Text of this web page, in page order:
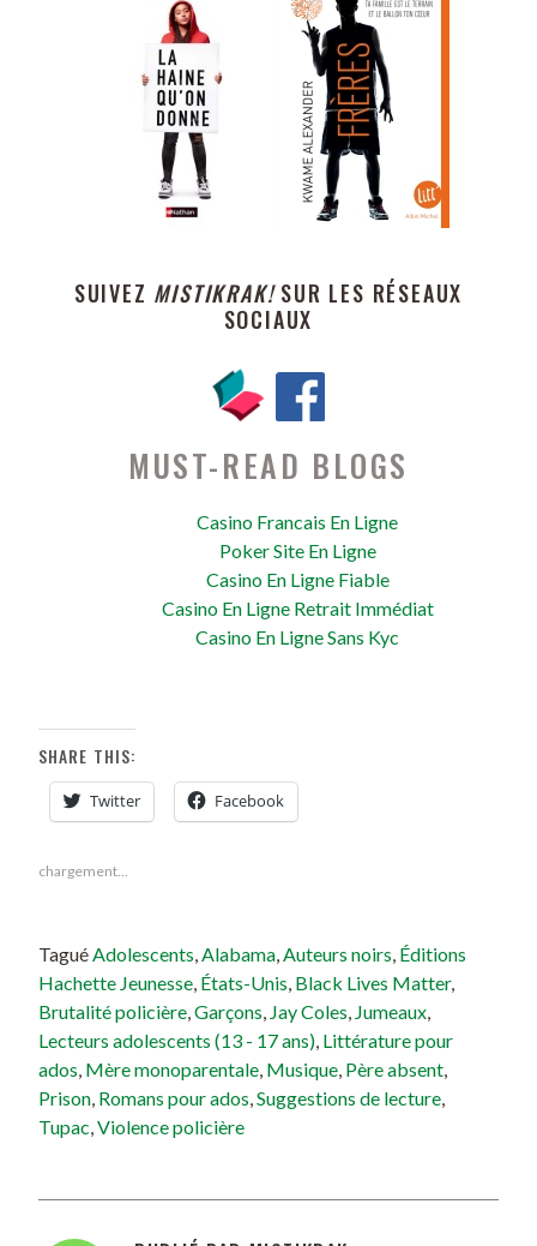
SUIVEZ MISTIKRAK!SUR LES RÉSEAUX
SOCIAUX
MUST-READ BLOGS
Casino Francais En Ligne
Poker Site En Ligne
Casino En Ligne Fiable
Casino En Ligne Retrait Immédiat
Casino En Ligne Sans Kyc
SHARE THIS:
Twitter Facebook
chargement…
Tagué Adolescents Alabama Auteurs noirs Éditions
Hachette Jeunesse États-Unis Black Lives Matter,
Brutalité policière Garçons Jay Coles Jumeaux
Lecteurs adolescents (13 - 17 ans) Littérature pour
ados Mère monoparentale Musique Père absent
Prison Romans pour ados Suggestions de lecture
Tupac Violence policière